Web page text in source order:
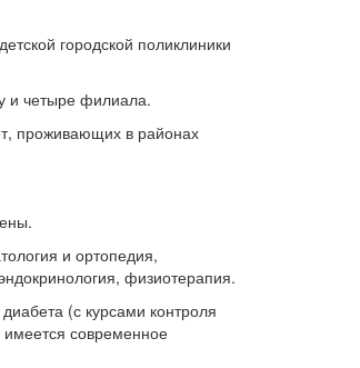
городской поликлиники
и четыре филиала.
проживающих в районах
и ортопедия,
физиотерапия.
(с курсами контроля
имеется современное